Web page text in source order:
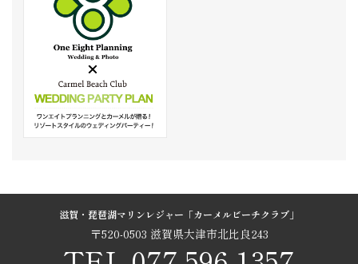
滋賀・琵琶湖マリンレジャー「カーメルビーチクラブ」
〒520-0503 滋賀県大津市北比良243